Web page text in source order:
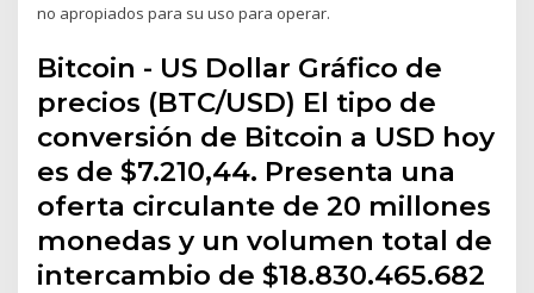
no apropiados para su uso para operar.
Bitcoin - US Dollar Gráfico de
precios (BTC/USD) El tipo de
conversión de Bitcoin a USD hoy
es de $7.210,44. Presenta una
oferta circulante de 20 millones
monedas y un volumen total de
intercambio de $18.830.465.682